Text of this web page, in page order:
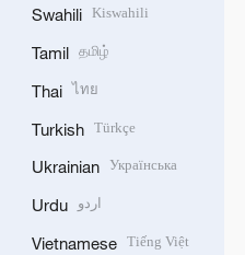
Swahili Kiswahili
Tamil தமிழ்
Thai ไทย
Turkish Türkçe
Ukrainian Українська
Urdu اردو
Vietnamese Tiếng Việt